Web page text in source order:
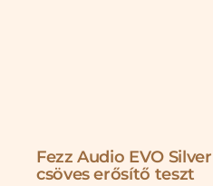
Fezz Audio EVO
csöves erősítő teszt